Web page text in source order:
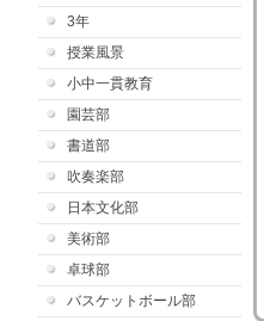
3年
授業風景
小中一貫教育
園芸部
書道部
吹奏楽部
日本文化部
美術部
卓球部
バスケットボール部